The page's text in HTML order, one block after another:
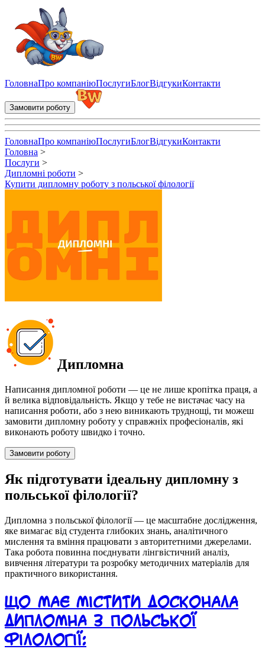
Купити дипломну роботу з польської філології - написання
ГоловнаПро компаніюПослугиБлогВідгукиКонтакти
Замовити роботу
ГоловнаПро компаніюПослугиБлогВідгукиКонтакти
Головна >
Послуги >
Дипломні роботи >
Купити дипломну роботу з польської філології
Дипломна
Написання дипломної роботи — це не лише кропітка праця, а
й велика відповідальність. Якщо у тебе не вистачає часу на
написання роботи, або з нею виникають труднощі, ти можеш
замовити дипломну роботу у справжніх професіоналів, які
виконають роботу швидко і точно.
Замовити роботу
Як підготувати ідеальну дипломну з
польської філології?
Дипломна з польської філології — це масштабне дослідження,
яке вимагає від студента глибоких знань, аналітичного
мислення та вміння працювати з авторитетними джерелами.
Така робота повинна поєднувати лінгвістичний аналіз,
вивчення літератури та розробку методичних матеріалів для
практичного використання.
Що має містити досконала
дипломна з польської
філології: